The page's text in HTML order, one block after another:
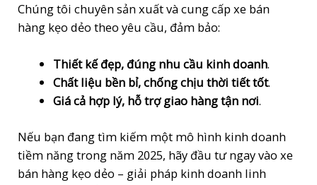
Chúng tôi chuyên sản xuất và cung cấp xe bán
hàng kẹo dẻo theo yêu cầu, đảm bảo:
Thiết kế đẹp, đúng nhu cầu kinh doanh.
Chất liệu bền bỉ, chống chịu thời tiết tốt.
Giá cả hợp lý, hỗ trợ giao hàng tận nơi.
Nếu bạn đang tìm kiếm một mô hình kinh doanh
tiềm năng trong năm 2025, hãy đầu tư ngay vào xe
bán hàng kẹo dẻo – giải pháp kinh doanh linh